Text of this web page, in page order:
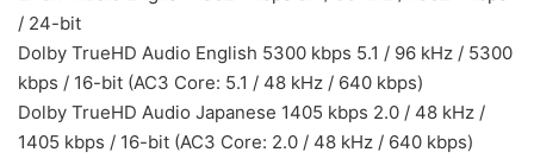
/ 24-bit
Dolby TrueHD Audio English 5300 kbps 5.1 / 96 kHz / 5300
kbps / 16-bit (AC3 Core: 5.1 / 48 kHz / 640 kbps)
Dolby TrueHD Audio Japanese 1405 kbps 2.0 / 48 kHz /
1405 kbps / 16-bit (AC3 Core: 2.0 / 48 kHz / 640 kbps)